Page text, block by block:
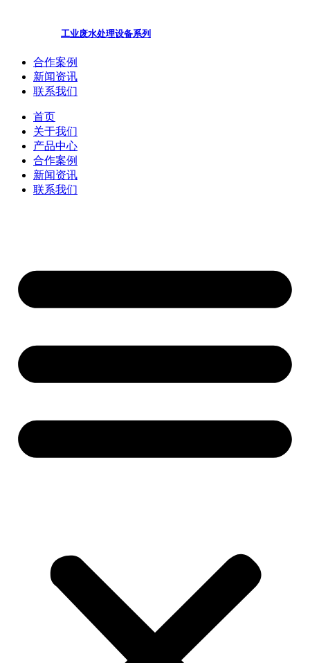
工业废水处理设备系列
合作案例
新闻资讯
联系我们
首页
关于我们
产品中心
合作案例
新闻资讯
联系我们